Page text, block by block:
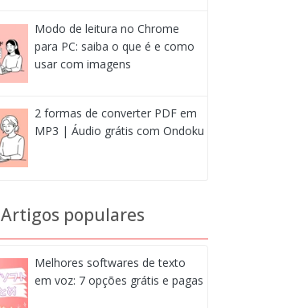
Modo de leitura no Chrome
para PC: saiba o que é e como
usar com imagens
2 formas de converter PDF em
MP3 | Áudio grátis com Ondoku
Artigos populares
Melhores softwares de texto
em voz: 7 opções grátis e pagas